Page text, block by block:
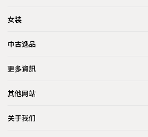
女装
中古逸品
更多資訊
其他网站
关于我们